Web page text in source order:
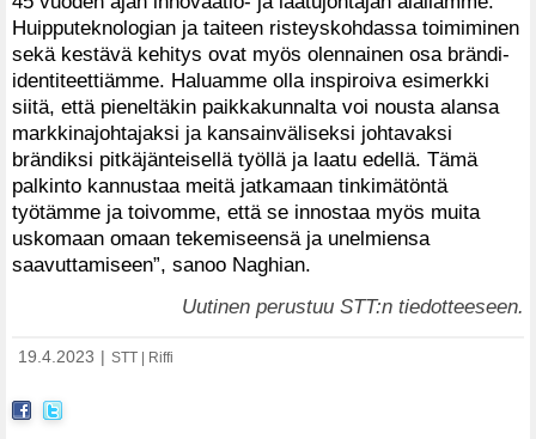
Huipputeknologian ja taiteen risteyskohdassa toimiminen
sekä kestävä kehitys ovat myös olennainen osa brändi-
identiteettiämme. Haluamme olla inspiroiva esimerkki
siitä, että pieneltäkin paikkakunnalta voi nousta alansa
markkinajohtajaksi ja kansainväliseksi johtavaksi
brändiksi pitkäjänteisellä työllä ja laatu edellä. Tämä
palkinto kannustaa meitä jatkamaan tinkimätöntä
työtämme ja toivomme, että se innostaa myös muita
uskomaan omaan tekemiseensä ja unelmiensa
saavuttamiseen”, sanoo Naghian.
Uutinen perustuu STT:n tiedotteeseen.
19.4.2023 STT | Riffi